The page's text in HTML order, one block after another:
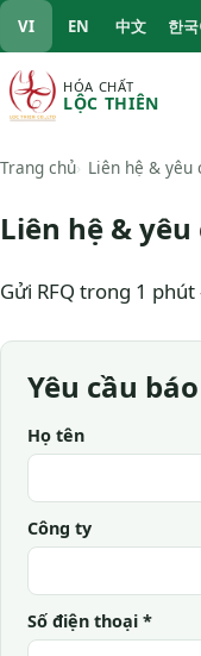
VI EN 中文 한
HÓA CHẤT
LỘC THIÊN
Trang chủ Liên hệ & yêu
Liên hệ &
Gửi RFQ trong 1
Yêu cầu
Họ tên
Công ty
Số điện thoại *